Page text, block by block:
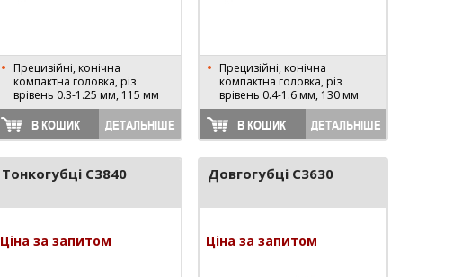
Прецизійні, конічна
компактна головка, різ
врівень 0.3-1.25 мм, 115 мм
В КОШИК ДЕТАЛЬНІШЕ
Прецизійні, конічна
компактна головка, різ
врівень 0.4-1.6 мм, 130 мм
В КОШИК ДЕТАЛЬНІШЕ
Тонкогубці C3840
Ціна за запитом
Довгогубці C3630
Ціна за запитом